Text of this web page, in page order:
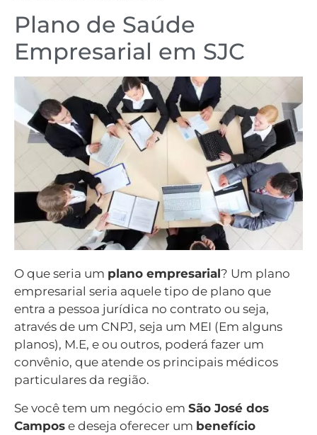
Plano de Saúde
Empresarial em SJC
O que seria um plano empresarial? Um plano
empresarial seria aquele tipo de plano que
entra a pessoa jurídica no contrato ou seja,
através de um CNPJ, seja um MEI (Em alguns
planos), M.E, e ou outros, poderá fazer um
convênio, que atende os principais médicos
particulares da região.
Se você tem um negócio em São José dos
Campos e deseja oferecer um benefício